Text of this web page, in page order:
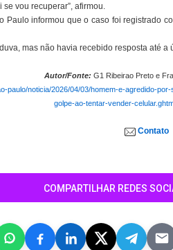
vou recuperar”, afirmou.
Paulo informou que o caso foi registrado
mas não havia recebido resposta até a
Autor/Fonte: G1 Ribeirao Preto e
paulo/noticia/2026/04/03/homem-e-agredido-
golpe-ao-tentar-vender-
Contato
COMPARTILHAR REDES